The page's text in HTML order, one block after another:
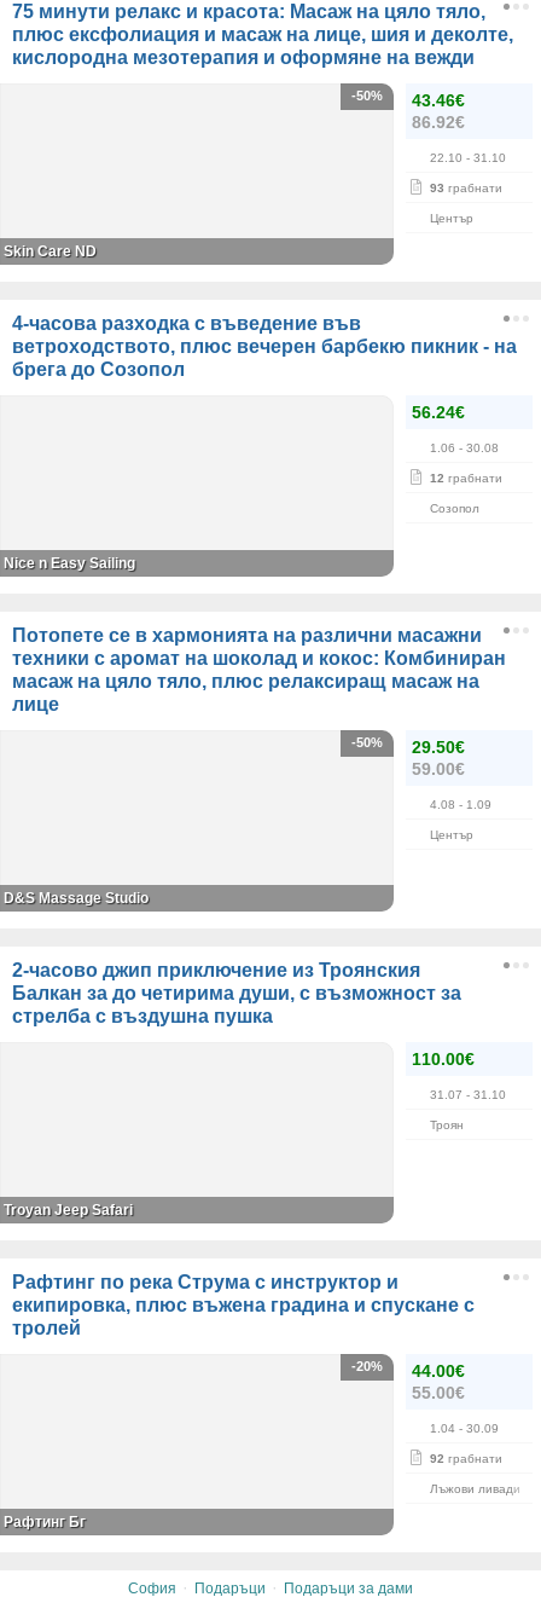
75 минути релакс и красота: Масаж на цяло тяло,
плюс ексфолиация и масаж на лице, шия и деколте,
кислородна мезотерапия и оформяне на вежди
43.46€
86.92€
22.10 - 31.10
93 грабнати
Център
-50%
Skin Care ND
4-часова разходка с въведение във
ветроходството, плюс вечерен барбекю пикник - на
брега до Созопол
56.24€
1.06 - 30.08
12 грабнати
Созопол
Nice n Easy Sailing
Потопете се в хармонията на различни масажни
техники с аромат на шоколад и кокос: Комбиниран
масаж на цяло тяло, плюс релаксиращ масаж на
лице
29.50€
59.00€
4.08 - 1.09
Център
-50%
D&S Massage Studio
2-часово джип приключение из Троянския
Балкан за до четирима души, с възможност за
стрелба с въздушна пушка
110.00€
31.07 - 31.10
Троян
Troyan Jeep Safari
Рафтинг по река Струма с инструктор и
екипировка, плюс въжена градина и спускане с
тролей
44.00€
55.00€
1.04 - 30.09
92 грабнати
Лъжови ливади
-20%
Рафтинг Бг
София · Подаръци · Подаръци за дами